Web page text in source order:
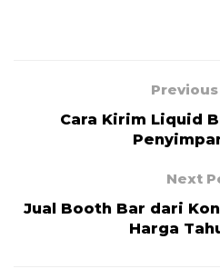
Cara Kirim Liquid
Next
Jual Booth Bar dari
Harga